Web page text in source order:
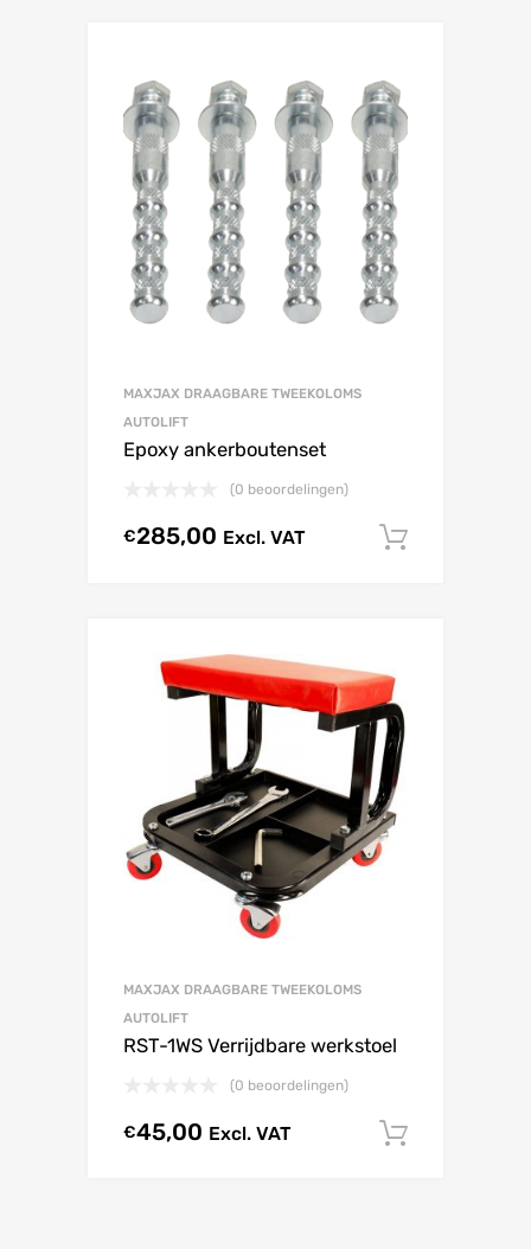
MAXJAX DRAAGBARE TWEEKOLOMS
AUTOLIFT
Epoxy ankerboutenset
(0 beoordelingen)
€285,00 Excl. VAT
MAXJAX DRAAGBARE TWEEKOLOMS
AUTOLIFT
RST-1WS Verrijdbare werkstoel
(0 beoordelingen)
€45,00 Excl. VAT